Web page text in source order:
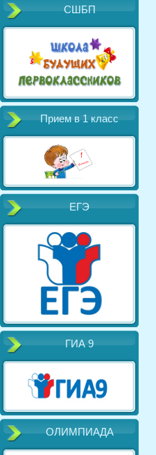
СШБП
Прием в 1 класс
ЕГЭ
ГИА 9
ОЛИМПИАДА